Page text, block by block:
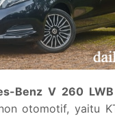
Benz V 260
otomotif, yaitu